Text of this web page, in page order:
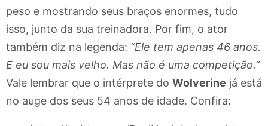
peso e mostrando seus braços enormes, tudo
isso, junto da sua treinadora. Por fim, o ator
também diz na legenda: “Ele tem apenas 46 anos.
E eu sou mais velho. Mas não é uma competição.”
Vale lembrar que o intérprete do Wolverine já está
no auge dos seus 54 anos de idade. Confira: